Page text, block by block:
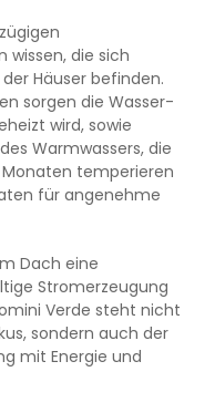
wissen, die sich
Häuser befinden.
sorgen die Wasser-
wird, sowie
Warmwassers, die
temperieren
für angenehme
Dach eine
Stromerzeugung
Verde steht nicht
sondern auch der
mit Energie und